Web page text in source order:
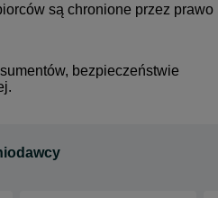
są chronione przez prawo
bezpieczeństwie